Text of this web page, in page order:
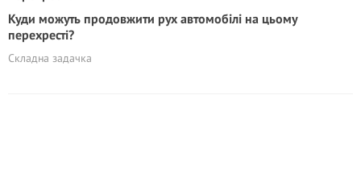
Куди можуть продовжити рух автомобілі на цьому
перехресті?
Складна задачка